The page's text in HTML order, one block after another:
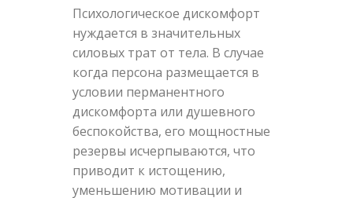
Психологическое дискомфорт
нуждается в значительных
силовых трат от тела. В случае
когда персона размещается в
условии перманентного
дискомфорта или душевного
беспокойства, его мощностные
резервы исчерпываются, что
приводит к истощению,
уменьшению мотивации и